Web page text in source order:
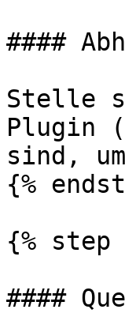
####
Stelle
Plugin
sind,
{%
{% step
####